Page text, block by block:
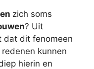
zich soms
? Uit
dat dit fenomeen
kunnen
hierin en